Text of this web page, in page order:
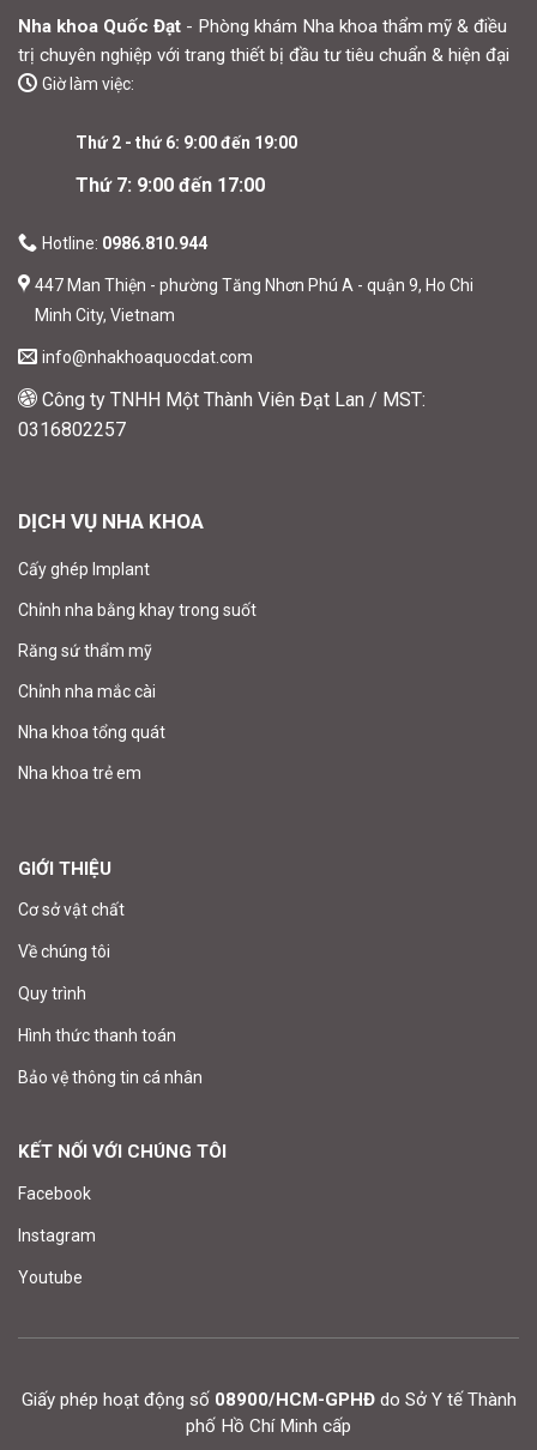
Nha khoa Quốc Đạt - Phòng khám Nha khoa thẩm mỹ & điều
trị chuyên nghiệp với trang thiết bị đầu tư tiêu chuẩn & hiện đại
Giờ làm việc:
Thứ 2 - thứ 6: 9:00 đến 19:00
Thứ 7: 9:00 đến 17:00
Hotline: 0986.810.944
447 Man Thiện - phường Tăng Nhơn Phú A - quận 9, Ho Chi
Minh City, Vietnam
info@nhakhoaquocdat.com
Công ty TNHH Một Thành Viên Đạt Lan / MST:
0316802257
DỊCH VỤ NHA KHOA
Cấy ghép Implant
Chỉnh nha bằng khay trong suốt
Răng sứ thẩm mỹ
Chỉnh nha mắc cài
Nha khoa tổng quát
Nha khoa trẻ em
GIỚI THIỆU
Cơ sở vật chất
Về chúng tôi
Quy trình
Hình thức thanh toán
Bảo vệ thông tin cá nhân
KẾT NỐI VỚI CHÚNG TÔI
Facebook
Instagram
Youtube
Giấy phép hoạt động số 08900/HCM-GPHĐdo Sở Y tế Thành
phố Hồ Chí Minh cấp